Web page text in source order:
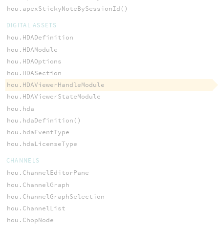
hou.apexStickyNoteBySessionId()
DIGITAL ASSETS
hou.HDADefinition
hou.HDAModule
hou.HDAOptions
hou.HDASection
hou.HDAViewerHandleModule
hou.HDAViewerStateModule
hou.hda
hou.hdaDefinition()
hou.hdaEventType
hou.hdaLicenseType
CHANNELS
hou.ChannelEditorPane
hou.ChannelGraph
hou.ChannelGraphSelection
hou.ChannelList
hou.ChopNode